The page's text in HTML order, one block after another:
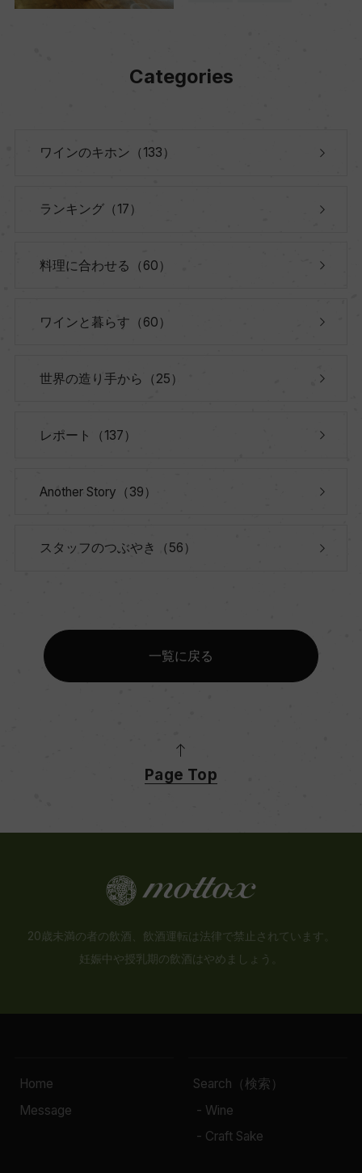
Categories
ワインのキホン（133）
ランキング（17）
料理に合わせる（60）
ワインと暮らす（60）
世界の造り手から（25）
レポート（137）
Another Story（39）
スタッフのつぶやき（56）
一覧に戻る
Page Top
20歳未満の者の飲酒、飲酒運転は法律で禁止されています。
妊娠中や授乳期の飲酒はやめましょう。
Home
Message
Search（検索）
- Wine
- Craft Sake